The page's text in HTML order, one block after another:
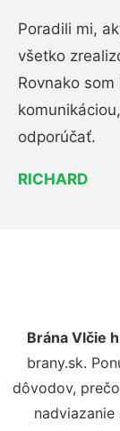
Poradili mi,
všetko
Rovnako
odporúčať.
RICHARD
Brána Vlčie
brany.sk.
dôvodov,